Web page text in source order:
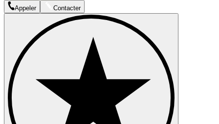
Appeler Contacter